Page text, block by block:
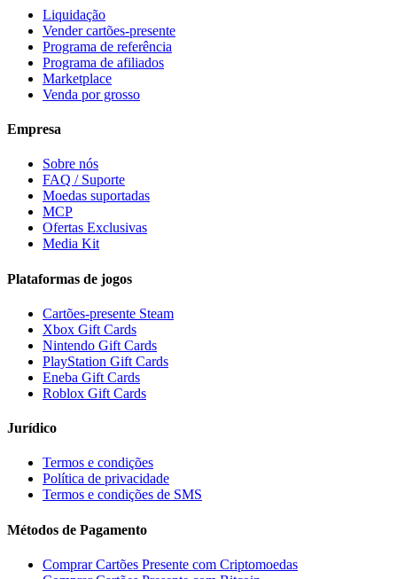
Liquidação
Vender cartões-presente
Programa de referência
Programa de afiliados
Marketplace
Venda por grosso
Empresa
Sobre nós
FAQ / Suporte
Moedas suportadas
MCP
Ofertas Exclusivas
Media Kit
Plataformas de jogos
Cartões-presente Steam
Xbox Gift Cards
Nintendo Gift Cards
PlayStation Gift Cards
Eneba Gift Cards
Roblox Gift Cards
Jurídico
Termos e condições
Política de privacidade
Termos e condições de SMS
Métodos de Pagamento
Comprar Cartões Presente com Criptomoedas